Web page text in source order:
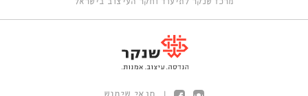
מרכז שנקר לתיעוד וחקר העיצוב בישראל